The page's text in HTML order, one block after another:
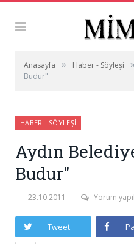
Anasayfa » Haber - Söyleşi »
Budur"
HABER - SÖYLEŞI
Aydın
Budur"
23.10.2011 Yorum
Tweet